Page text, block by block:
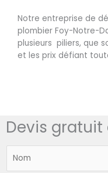
Notre entreprise de
plombier Foy-Notre-
plusieurs piliers, que
et les prix défiant
Devis